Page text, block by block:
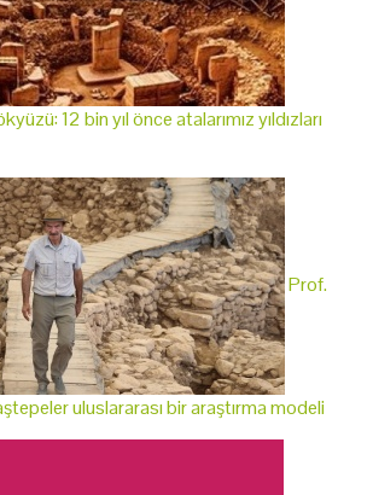
12 bin yıl önce atalarımız yıldızları
Prof.
uluslararası bir araştırma modeli